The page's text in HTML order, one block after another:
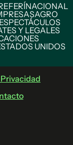
NACIONAL
AGRO
Y LEGALES
UNIDOS